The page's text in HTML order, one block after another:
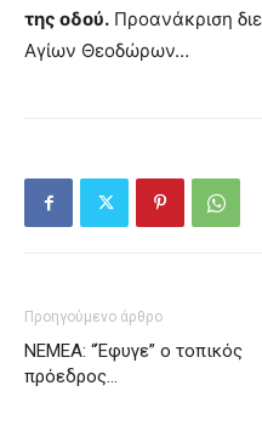
της οδού. Προανάκριση
Αγίων Θεοδώρων…
Προηγούμενο άρθρο
ΝΕΜΕΑ: “Έφυγε” ο τοπικός
πρόεδρος…